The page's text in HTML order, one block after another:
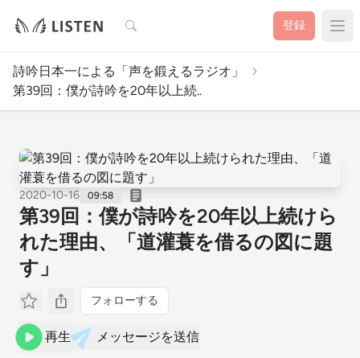
検索 登録
詩吟日本一による「声を鍛えるラジオ」
第39回：僕が詩吟を20年以上続..
2020-10-16 09:58
第39回：僕が詩吟を20年以上続けら
れた理由、「道灌蓑を借るの図に題
す」
フォローする
再生 メッセージを送信